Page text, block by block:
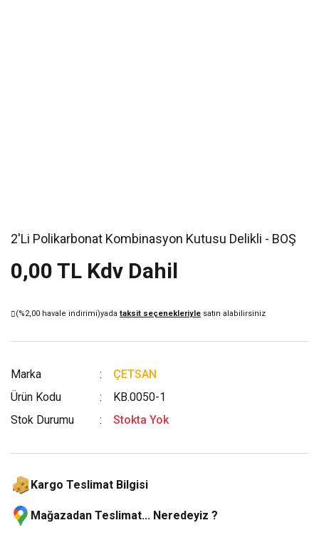
2'Li Polikarbonat Kombinasyon Kutusu Delikli - BOŞ
0,00 TL Kdv Dahil
(%2,00 havale indirimi)yada taksit seçenekleriyle satın alabilirsiniz
Marka
ÇETSAN
Ürün Kodu
KB.0050-1
Stok Durumu
Stokta Yok
Kargo Teslimat Bilgisi
Mağazadan Teslimat... Neredeyiz ?